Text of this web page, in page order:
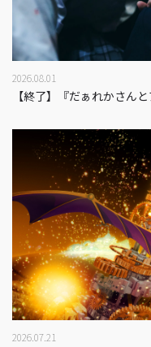
2026.08.01
【終了】『だぁれかさん
2026.07.21